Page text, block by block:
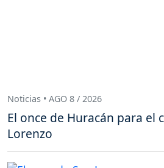
Noticias • AGO 8 / 2026
El once de Huracán para el
Lorenzo